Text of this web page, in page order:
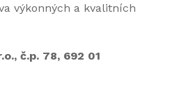
výkonných a kvalitních
č.p. 78, 692 01